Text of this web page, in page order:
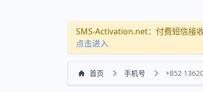
SMS-Activation.net：付费短信
点击进入
首页 手机号 +852